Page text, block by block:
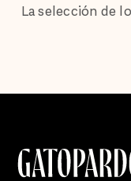
La selección de